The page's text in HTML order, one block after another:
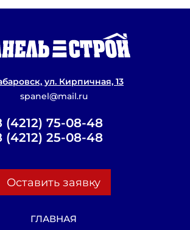
дома из сэндвич панелей
ул. Кирпичная, 13
spanel@mail.ru
(4212) 75-08-48
(4212) 25-08-48
Оставить заявку
ГЛАВНАЯ